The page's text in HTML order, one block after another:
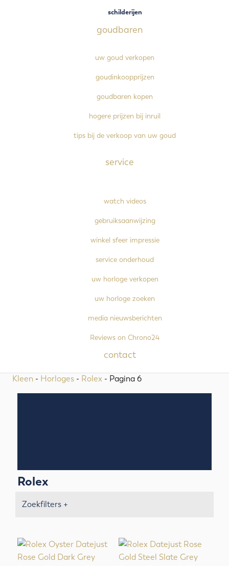
schilderijen
goudbaren
uw goud verkopen
goudinkoopprijzen
goudbaren kopen
hogere prijzen bij inruil
tips bij de verkoop van uw goud
service
watch videos
gebruiksaanwijzing
winkel sfeer impressie
service onderhoud
uw horloge verkopen
uw horloge zoeken
media nieuwsberichten
Reviews on Chrono24
contact
Kleen - Horloges - Rolex - Pagina 6
Rolex
Zoekfilters +